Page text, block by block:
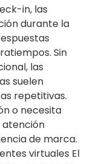
in, las
durante la
Sin
las
suelen
repetitivas.
o necesita
atención
de marca.
virtuales El